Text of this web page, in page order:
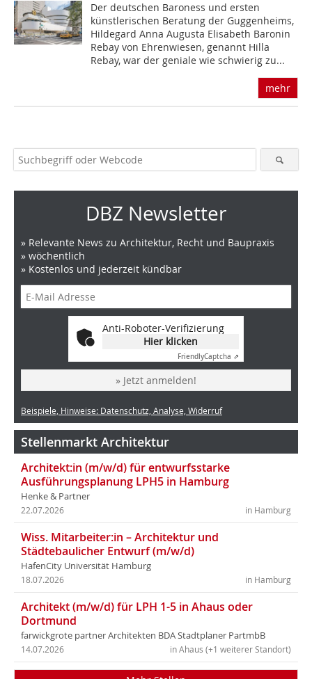
Der deutschen Baroness und ersten
künstlerischen Beratung der Guggenheims,
Hildegard Anna Augusta Elisabeth Baronin
Rebay von Ehrenwiesen, genannt Hilla
Rebay, war der geniale wie schwierig zu...
mehr
DBZ Newsletter
» Relevante News zu Architektur, Recht und Baupraxis
» wöchentlich
» Kostenlos und jederzeit kündbar
Anti-Roboter-Verifizierung
Hier klicken
FriendlyCaptcha ⇗
» Jetzt anmelden!
Beispiele, Hinweise: Datenschutz, Analyse, Widerruf
Stellenmarkt Architektur
Architekt:in (m/w/d) für entwurfsstarke
Ausführungsplanung LPH5 in Hamburg
Henke & Partner
in Hamburg
22.07.2026
Wiss. Mitarbeiter:in – Architektur und
Städtebaulicher Entwurf (m/w/d)
HafenCity Universität Hamburg
in Hamburg
18.07.2026
Architekt (m/w/d) für LPH 1-5 in Ahaus oder
Dortmund
farwickgrote partner Architekten BDA Stadtplaner PartmbB
in Ahaus (+1 weiterer Standort)
14.07.2026